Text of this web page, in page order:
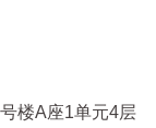
楼A座1单元4层